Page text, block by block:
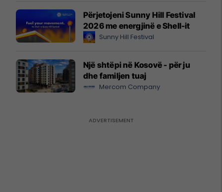
Përjetojeni Sunny Hill Festival
2026 me energjinë e Shell-it
Sunny Hill Festival
Një shtëpi në Kosovë - për ju
dhe familjen tuaj
Mercom Company